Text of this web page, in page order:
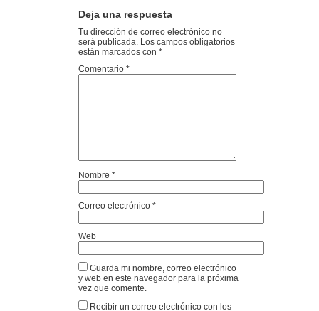
Deja una respuesta
Tu dirección de correo electrónico no
será publicada. Los campos obligatorios
están marcados con *
Comentario *
Nombre *
Correo electrónico *
Web
Guarda mi nombre, correo electrónico
y web en este navegador para la próxima
vez que comente.
Recibir un correo electrónico con los